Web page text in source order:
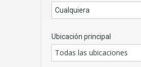
Ubicación principal
Todas las ubicaciones